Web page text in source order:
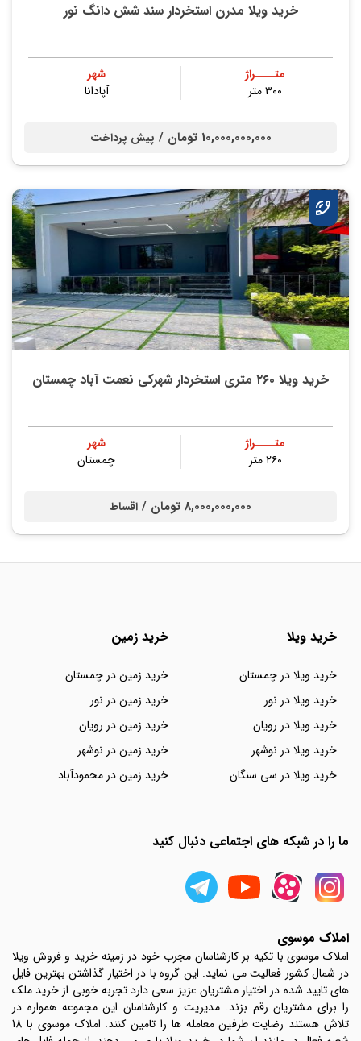
خرید ویلا مدرن استخردار سند شش دانگ نور
متــــراژ
۳۰۰ متر
شهر
آپادانا
10,000,000,000 تومان / پیش پرداخت
خرید ویلا ۲۶۰ متری استخردار شهرکی نعمت آباد چمستان
متــــراژ
۲۶۰ متر
شهر
چمستان
8,000,000,000 تومان / اقساط
خرید ویلا
خرید ویلا در چمستان
خرید ویلا در نور
خرید ویلا در رویان
خرید ویلا در نوشهر
خرید ویلا در سی سنگان
خرید زمین
خرید زمین در چمستان
خرید زمین در نور
خرید زمین در رویان
خرید زمین در نوشهر
خرید زمین در محمودآباد
ما را در شبکه های اجتماعی دنبال کنید
املاک موسوی
املاک موسوی با تکیه بر کارشناسان مجرب خود در زمینه خرید و فروش ویلا
در شمال کشور فعالیت می نماید. این گروه با در اختیار گذاشتن بهترین فایل
های تایید شده در اختیار مشتریان عزیز سعی دارد تجربه خوبی از خرید ملک
را برای مشتریان رقم بزند. مدیریت و کارشناسان این مجموعه همواره در
تلاش هستند رضایت طرفین معامله ها را تامین کنند. املاک موسوی با 18